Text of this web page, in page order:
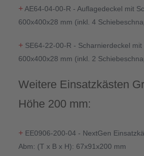
+AE64-04-00-R - Auflagedeckel mit
600x400x28 mm (inkl. 4
+SE64-22-00-R - Scharnierdeckel mit
600x400x28 mm (inkl. 2
Weitere Einsatzkästen
Höhe 200 mm:
+EE0906-200-04 - NextGen
Abm: (T x B x H): 67x91x200 mm